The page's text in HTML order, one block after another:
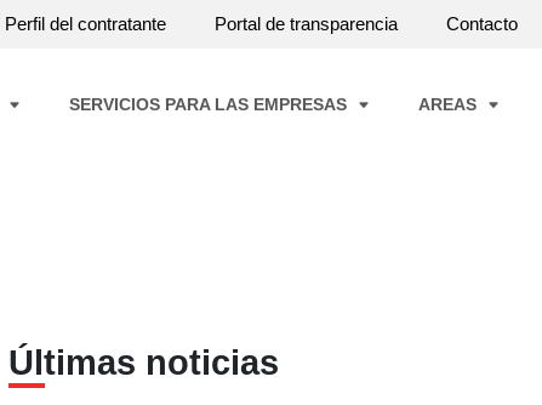
Perfil del contratante Portal de transparencia Contacto
SERVICIOS PARA LAS EMPRESAS AREAS
Últimas noticias